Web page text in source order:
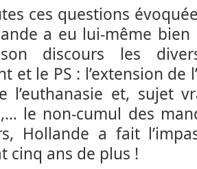
ces questions
a eu lui-même
discours les
et le PS : l’extension
l’euthanasie et, sujet
le non-cumul des
Hollande a fait
cinq ans de plus !